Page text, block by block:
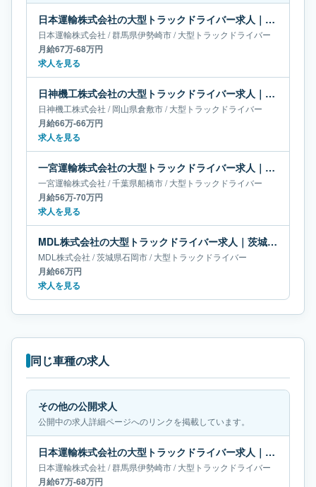
日本運輸株式会社の大型トラックドライバー求人｜群馬県伊勢崎市｜月給67万-68万円
日本運輸株式会社 /群馬県伊勢崎市/大型トラックドライバー
月給67万-68万円
求人を見る
日神機工株式会社の大型トラックドライバー求人｜岡山県倉敷市｜月給66万-66万円
日神機工株式会社 /岡山県倉敷市/大型トラックドライバー
月給66万-66万円
求人を見る
一宮運輸株式会社の大型トラックドライバー求人｜千葉県船橋市｜月給56万-70万円
一宮運輸株式会社 /千葉県船橋市/大型トラックドライバー
月給56万-70万円
求人を見る
MDL株式会社の大型トラックドライバー求人｜茨城県石岡市｜月給66万円
MDL株式会社 /茨城県石岡市/大型トラックドライバー
月給66万円
求人を見る
同じ車種の求人
その他の公開求人
公開中の求人詳細ページへのリンクを掲載しています。
日本運輸株式会社の大型トラックドライバー求人｜群馬県伊勢崎市｜月給67万-68万円
日本運輸株式会社 /群馬県伊勢崎市/大型トラックドライバー
月給67万-68万円